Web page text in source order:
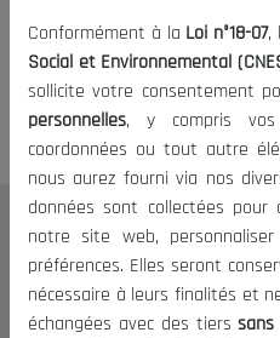
Nous vous
excuser,
contenu
Le CNESE
A Propos
Le président
Conformément à la Loi n°18-07,
Social et Environnemental
sollicite votre consentement
personnelles, y compris vos
coordonnées ou tout autre
nous aurez fourni via nos
données sont collectées pour
notre site web,
préférences. Elles seront
nécessaire à leurs finalités et
échangées avec des tiers